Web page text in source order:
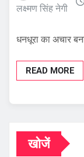
लक्ष्मण सिंह नेगी
धनधूरा का अचार
READ MORE
खोजें